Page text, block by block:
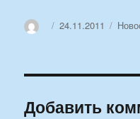
АвторОпубликовано
24.11.2011
Добавить